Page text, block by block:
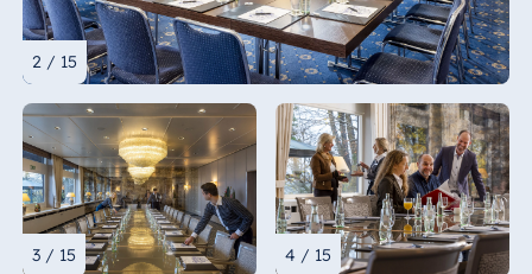
2 / 15
3 / 15 4 / 15